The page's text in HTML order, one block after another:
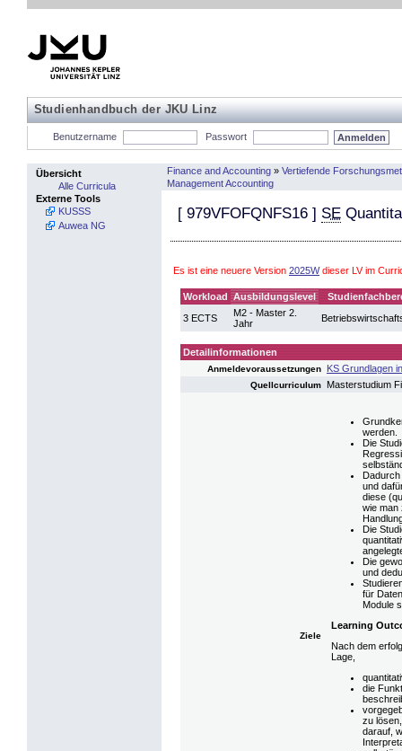
Studienhandbuch der JKU Linz
Benutzername Passwort
Übersicht
Alle Curricula
Externe Tools
KUSSS
Auwea NG
Finance and Accounting » Vertiefende
Management Accounting
[ 979VFOFQNFS16 ] SE
Es ist eine neuere Version 2025Wdieser LV im
Workload Ausbildungslevel
3 ECTS
M2 - Master 2.
Jahr
Detailinformationen
Anmeldevoraussetzungen KS Grundlagen
Quellcurriculum Masterstudium
Ziele
werden.
Die
Dadurch
und
diese
wie man
Die
Die
und
für
Module
Learning
Nach dem
Lage,
die
zu
darauf,